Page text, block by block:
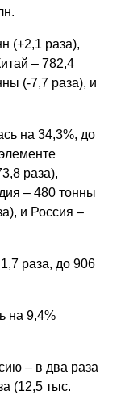
(+2,1 раза),
– 782,4
(-7,7 раза), и
на 34,3%, до
раза),
– 480 тонны
и Россия –
раза, до 906
на 9,4%
– в два раза
(12,5 тыс.